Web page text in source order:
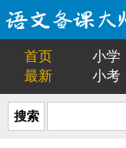
首页 小学
最新
小考
搜索